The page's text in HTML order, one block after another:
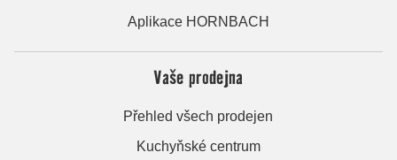
Aplikace HORNBACH
Vaše prodejna
Přehled všech prodejen
Kuchyňské centrum